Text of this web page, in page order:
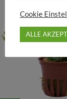
Cookie
ALLE